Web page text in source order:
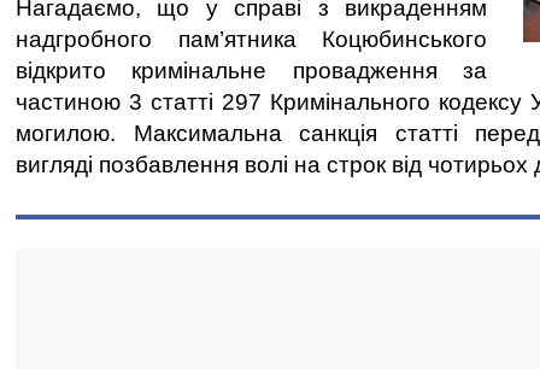
Нагадаємо, що у справі з викраденням
надгробного пам’ятника Коцюбинського
відкрито кримінальне провадження за
частиною 3 статті 297 Кримінального кодексу
могилою. Максимальна санкція статті
вигляді позбавлення волі на строк від чотирьох